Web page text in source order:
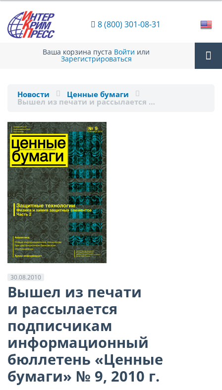
8 (800) 301-08-31
Ваша корзина пуста Войти или
Зарегистрироваться
Новости Ценные бумаги
Вышел из печати и рассылается …
30.08.2010
Вышел из печати
и рассылается
подписчикам
информационный
бюллетень «Ценные
бумаги» № 9, 2010 г.